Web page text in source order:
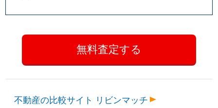
不動産の比較サイト リビンマッチ